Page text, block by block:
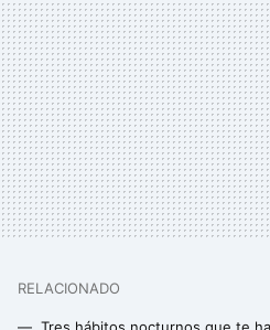
RELACIONADO